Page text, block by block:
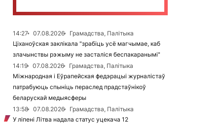
14:27 07.08.2026
Грамадства, Палітыка
Ціханоўская заклікала "зрабіць усё магчымае, каб
злачынствы рэжыму не засталіся беспакаранымі"
14:19
07.08.2026
Грамадства, Палітыка
Міжнародная і Еўрапейская федэрацыі журналістаў
патрабуюць спыніць пераслед прадстаўнікоў
беларускай медыясферы
13:58
07.08.2026
Грамадства, Палітыка
У ліпені Літва надала статус уцекача 12